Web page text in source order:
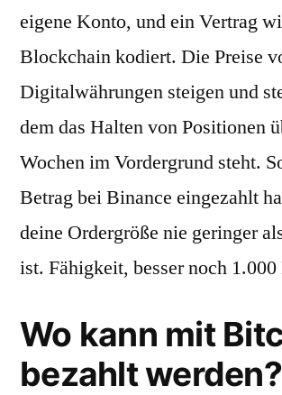
eigene Konto, und ein Vertrag
Blockchain kodiert. Die Preise
Digitalwährungen steigen und
dem das Halten von Positionen
Wochen im Vordergrund steht.
Betrag bei Binance eingezahlt
deine Ordergröße nie geringer
ist. Fähigkeit, besser noch 1.000
Wo kann mit
bezahlt werden?